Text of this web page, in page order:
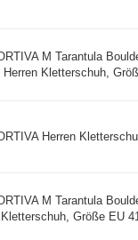
M Tarantula
Herren Kletterschuh,
Herren
M Tarantula
Größe EU